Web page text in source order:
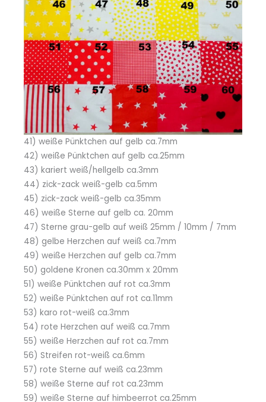
41) weiße Pünktchen auf gelb ca.7mm
42) weiße Pünktchen auf gelb ca.25mm
43) kariert weiß/hellgelb ca.3mm
44) zick-zack weiß-gelb ca.5mm
45) zick-zack weiß-gelb ca.35mm
46) weiße Sterne auf gelb ca. 20mm
47) Sterne grau-gelb auf weiß 25mm / 10mm / 7mm
48) gelbe Herzchen auf weiß ca.7mm
49) weiße Herzchen auf gelb ca.7mm
50) goldene Kronen ca.30mm x 20mm
51) weiße Pünktchen auf rot ca.3mm
52) weiße Pünktchen auf rot ca.11mm
53) karo rot-weiß ca.3mm
54) rote Herzchen auf weiß ca.7mm
55) weiße Herzchen auf rot ca.7mm
56) Streifen rot-weiß ca.6mm
57) rote Sterne auf weiß ca.23mm
58) weiße Sterne auf rot ca.23mm
59) weiße Sterne auf himbeerrot ca.25mm